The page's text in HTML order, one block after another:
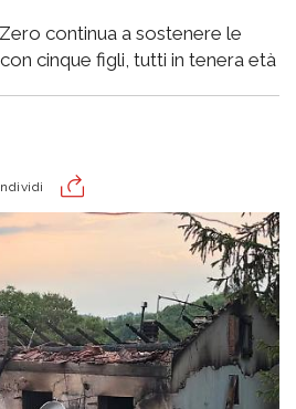
continua a sostenere le
cinque figli, tutti in tenera età